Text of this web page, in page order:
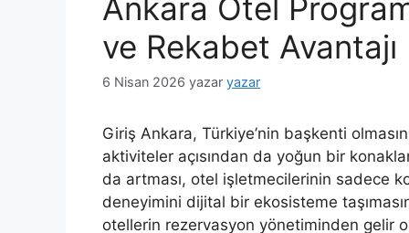
Ankara Otel
ve Rekabet Avantajı
6 Nisan 2026 yazar yazar
Giriş Ankara, Türkiye’nin başkenti
aktiviteler açısından da yoğun bir
da artması, otel işletmecilerinin sadece
deneyimini dijital bir ekosisteme
otellerin rezervasyon yönetiminden gelir